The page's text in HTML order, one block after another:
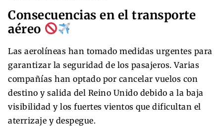
Consecuencias en el transporte
aéreo
Las aerolíneas han tomado medidas urgentes para
garantizar la seguridad de los pasajeros. Varias
compañías han optado por cancelar vuelos con
destino y salida del Reino Unido debido a la baja
visibilidad y los fuertes vientos que dificultan el
aterrizaje y despegue.